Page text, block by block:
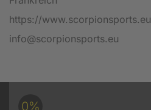
https://www.scorpionsports.eu
info@scorpionsports.eu
0%